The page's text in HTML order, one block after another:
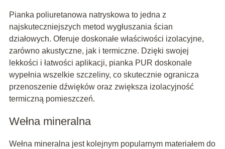
Pianka poliuretanowa natryskowa to jedna z
najskuteczniejszych metod wygłuszania ścian
działowych. Oferuje doskonałe właściwości izolacyjne,
zarówno akustyczne, jak i termiczne. Dzięki swojej
lekkości i łatwości aplikacji, pianka PUR doskonale
wypełnia wszelkie szczeliny, co skutecznie ogranicza
przenoszenie dźwięków oraz zwiększa izolacyjność
termiczną pomieszczeń.
Wełna mineralna
Wełna mineralna jest kolejnym popularnym materiałem do